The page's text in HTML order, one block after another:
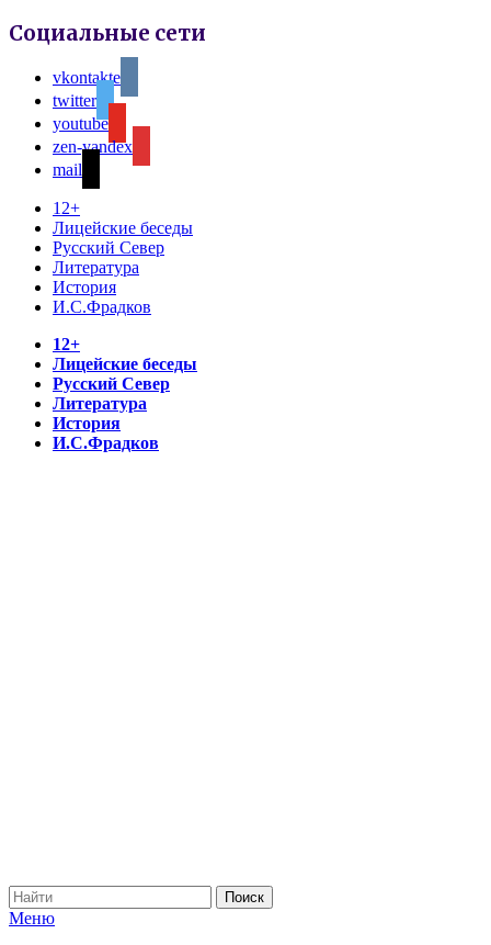
Социальные сети
vkontakte
twitter
youtube
zen-yandex
mail
12+
Лицейские беседы
Русский Север
Литература
История
И.С.Фрадков
12+
Лицейские беседы
Русский Север
Литература
История
И.С.Фрадков
Меню